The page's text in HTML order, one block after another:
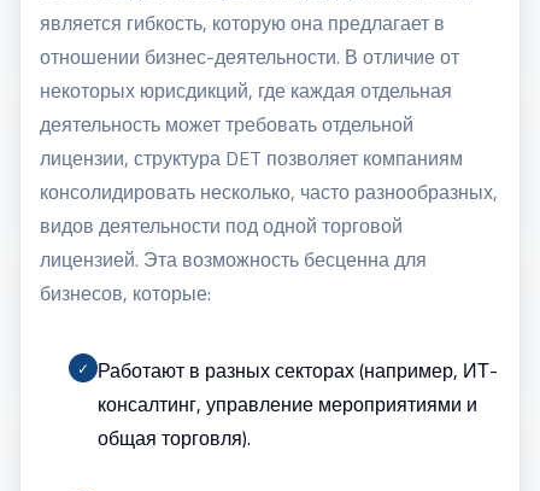
является гибкость, которую она предлагает в
отношении бизнес-деятельности. В отличие от
некоторых юрисдикций, где каждая отдельная
деятельность может требовать отдельной
лицензии, структура DET позволяет компаниям
консолидировать несколько, часто разнообразных,
видов деятельности под одной торговой
лицензией. Эта возможность бесценна для
бизнесов, которые:
✓ Работают в разных секторах (например, ИТ-
консалтинг, управление мероприятиями и
общая торговля).